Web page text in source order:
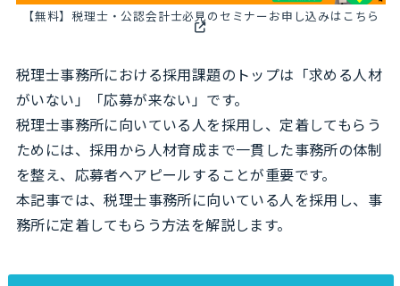
【無料】税理士・公認会計士必見のセミナーお申し込みはこちら
税理士事務所における採用課題のトップは「求める人材
がいない」「応募が来ない」です。
税理士事務所に向いている人を採用し、定着してもらう
ためには、採用から人材育成まで一貫した事務所の体制
を整え、応募者へアピールすることが重要です。
本記事では、税理士事務所に向いている人を採用し、事
務所に定着してもらう方法を解説します。